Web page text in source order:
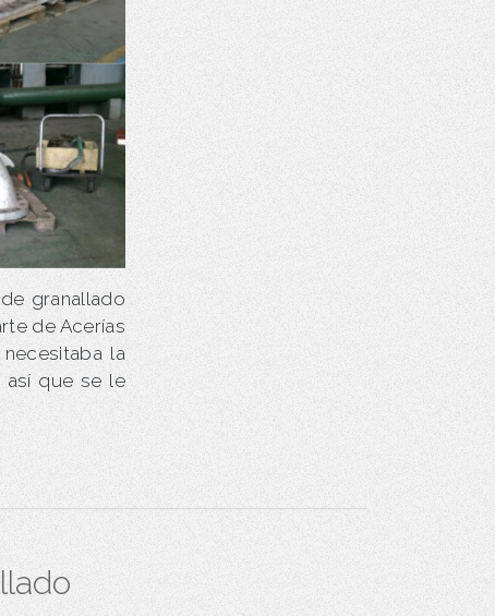
granallado
de Acerías
la
así que se le